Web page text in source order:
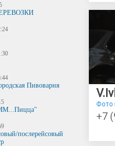
Фото
+7
Пивоварня
послерейсовый